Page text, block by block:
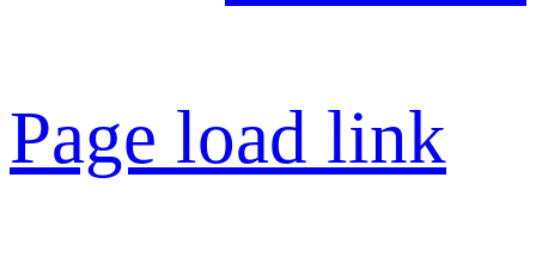
Page load link